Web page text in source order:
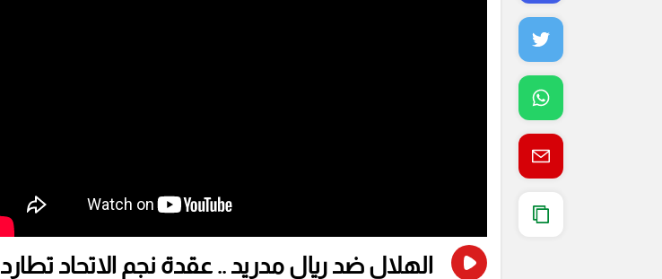
الهلال ضد ريال مدريد .. عقدة نجم الاتحاد تطارد